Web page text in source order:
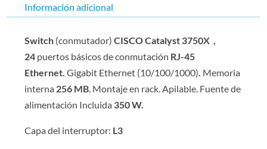
Información adicional
Switch (conmutador)CISCOCatalyst 3750X
24 puertos básicos de conmutación RJ-45
Ethernet.Gigabit Ethernet (10/100/1000) Memoria
interna 256 MB . Montaje en rack. Apilable. Fuente de
alimentación Incluida 350 W.
Capa del interruptor: L3